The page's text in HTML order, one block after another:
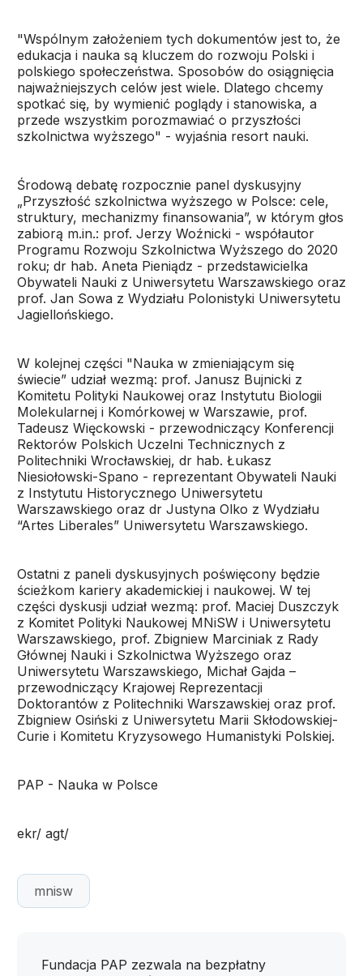
"Wspólnym założeniem tych dokumentów jest to, że
edukacja i nauka są kluczem do rozwoju Polski i
polskiego społeczeństwa. Sposobów do osiągnięcia
najważniejszych celów jest wiele. Dlatego chcemy
spotkać się, by wymienić poglądy i stanowiska, a
przede wszystkim porozmawiać o przyszłości
szkolnictwa wyższego" - wyjaśnia resort nauki.
Środową debatę rozpocznie panel dyskusyjny
„Przyszłość szkolnictwa wyższego w Polsce: cele,
struktury, mechanizmy finansowania”, w którym głos
zabiorą m.in.: prof. Jerzy Woźnicki - współautor
Programu Rozwoju Szkolnictwa Wyższego do 2020
roku; dr hab. Aneta Pieniądz - przedstawicielka
Obywateli Nauki z Uniwersytetu Warszawskiego oraz
prof. Jan Sowa z Wydziału Polonistyki Uniwersytetu
Jagiellońskiego.
W kolejnej części "Nauka w zmieniającym się
świecie” udział wezmą: prof. Janusz Bujnicki z
Komitetu Polityki Naukowej oraz Instytutu Biologii
Molekularnej i Komórkowej w Warszawie, prof.
Tadeusz Więckowski - przewodniczący Konferencji
Rektorów Polskich Uczelni Technicznych z
Politechniki Wrocławskiej, dr hab. Łukasz
Niesiołowski-Spano - reprezentant Obywateli Nauki
z Instytutu Historycznego Uniwersytetu
Warszawskiego oraz dr Justyna Olko z Wydziału
“Artes Liberales” Uniwersytetu Warszawskiego.
Ostatni z paneli dyskusyjnych poświęcony będzie
ścieżkom kariery akademickiej i naukowej. W tej
części dyskusji udział wezmą: prof. Maciej Duszczyk
z Komitet Polityki Naukowej MNiSW i Uniwersytetu
Warszawskiego, prof. Zbigniew Marciniak z Rady
Głównej Nauki i Szkolnictwa Wyższego oraz
Uniwersytetu Warszawskiego, Michał Gajda –
przewodniczący Krajowej Reprezentacji
Doktorantów z Politechniki Warszawskiej oraz prof.
Zbigniew Osiński z Uniwersytetu Marii Skłodowskiej-
Curie i Komitetu Kryzysowego Humanistyki Polskiej.
PAP - Nauka w Polsce
ekr/ agt/
mnisw
Fundacja PAP zezwala na bezpłatny